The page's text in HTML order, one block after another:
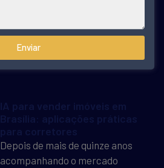
Enviar
IA para vender imóveis em
Brasília: aplicações práticas
para corretores
Depois de mais de quinze anos
acompanhando o mercado